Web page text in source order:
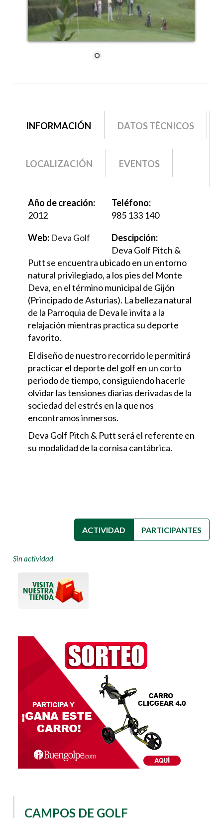
grupo2
INFORMACIÓN (SOLAPA
ACTIVA)
DATOS TÉCNICOS
LOCALIZACIÓN EVENTOS
Año de creación:
2012
Teléfono:
985 133 140
Web: Deva Golf
Descipción:
Deva Golf Pitch &
Putt se encuentra ubicado en un entorno
natural privilegiado, a los pies del Monte
Deva, en el término municipal de Gijón
(Principado de Asturias). La belleza natural
de la Parroquia de Deva le invita a la
relajación mientras practica su deporte
favorito.
El diseño de nuestro recorrido le permitirá
practicar el deporte del golf en un corto
periodo de tiempo, consiguiendo hacerle
olvidar las tensiones diarias derivadas de la
sociedad del estrés en la que nos
encontramos inmersos.
Deva Golf Pitch & Putt será el referente en
su modalidad de la cornisa cantábrica.
ACTIVIDAD (SOLAPA ACTIVA)
PARTICIPANTES
Sin actividad
CAMPOS DE GOLF